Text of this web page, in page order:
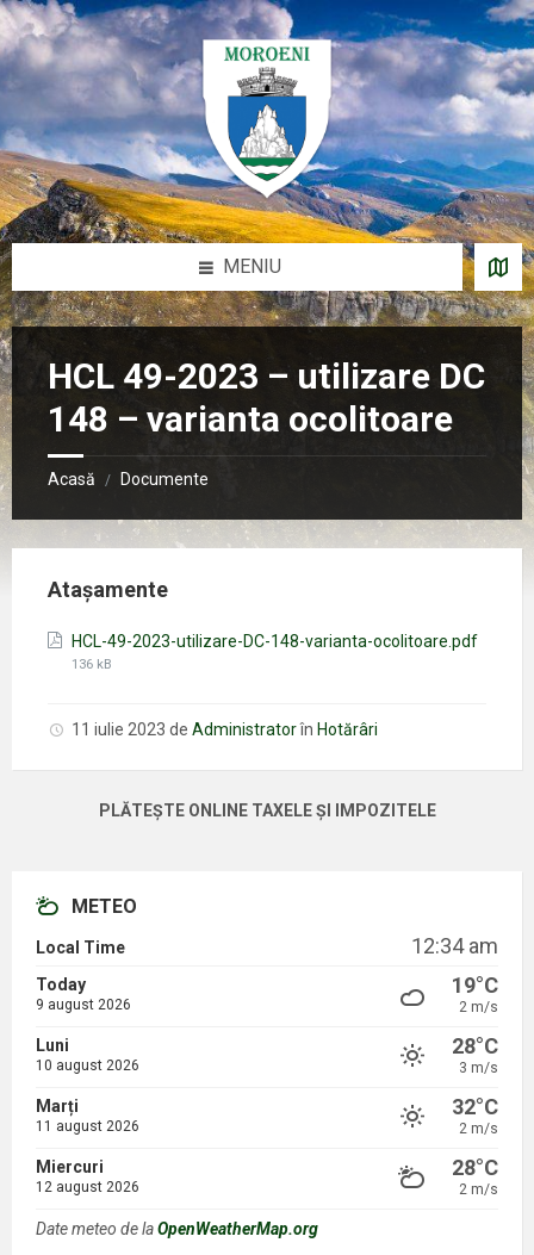
Sari
la
conținut
Salt
la
bara
laterală
stângă
Salt
la
bara
laterală
dreaptă
Salt
la
subsol
MENIU
HCL 49-2023 – utilizare DC
148 – varianta ocolitoare
Acasă / Documente
Atașamente
HCL-49-2023-utilizare-DC-148-varianta-ocolitoare.pdf
Mărimea
136 kB
11 iulie 2023 de Administratorîn Hotărâri
PLĂTEȘTE ONLINE TAXELE ȘI IMPOZITELE
METEO
Local Time 12:34 am
Today
9 august 2026
19°C
2 m/s
Luni
10 august 2026
28°C
3 m/s
Marți
11 august 2026
32°C
2 m/s
Miercuri
12 august 2026
28°C
2 m/s
Date meteo de laOpenWeatherMap.org